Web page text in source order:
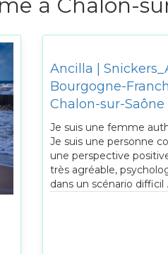
à Chalon-
Ancilla |
Bourgogne-
Chalon-sur-Saône
Je suis une femme
Je suis une personne
une perspective
très agréable,
dans un scénario difficil